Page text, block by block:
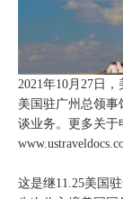
2021年10月27日
美国驻广州总领事
谈业务。更多关于
这是继11.25美国